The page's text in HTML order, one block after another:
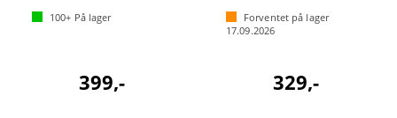
100+ På lager
399,-
Forventet på lager
17.09.2026
329,-